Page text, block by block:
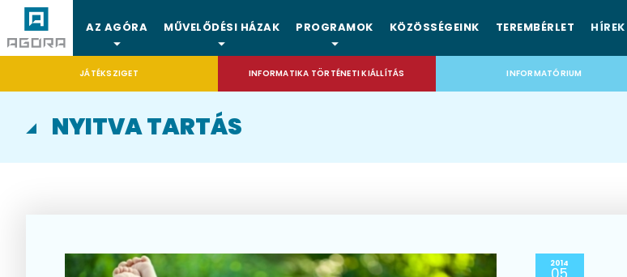
AZ AGÓRA MŰVELŐDÉSI HÁZAK PROGRAMOK KÖZÖSSÉGEINK TEREMBÉRLET HÍREK
JÁTÉKSZIGET INFORMATIKA TÖRTÉNETI KIÁLLÍTÁS INFORMATÓRIUM
NYITVA TARTÁS
2014